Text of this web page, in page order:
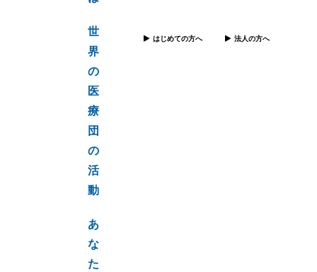
世
界
の
医
療
団
の
活
動
あ
な
た
はじめての方へ 法人の方へ